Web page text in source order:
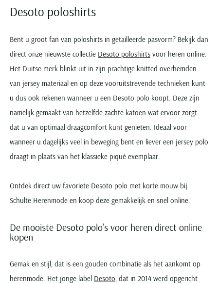
Desoto poloshirts
Bent u groot fan van poloshirts in getailleerde pasvorm? Bekijk dan
direct onze nieuwste collectie Desoto poloshirts voor heren online.
Het Duitse merk blinkt uit in zijn prachtige knitted overhemden
van jersey materiaal en op deze vooruitstrevende technieken kunt
u dus ook rekenen wanneer u een Desoto polo koopt. Deze zijn
namelijk gemaakt van hetzelfde zachte katoen wat ervoor zorgt
dat u van optimaal draagcomfort kunt genieten. Ideaal voor
wanneer u dagelijks veel in beweging bent en liever een jersey polo
draagt in plaats van het klassieke piqué exemplaar.
Ontdek direct uw favoriete Desoto polo met korte mouw bij
Schulte Herenmode en koop deze gemakkelijk en snel online.
De mooiste Desoto polo’s voor heren direct online
kopen
Gemak en stijl, dat is een gouden combinatie als het aankomt op
herenmode. Het jonge label Desoto, dat in 2014 werd opgericht